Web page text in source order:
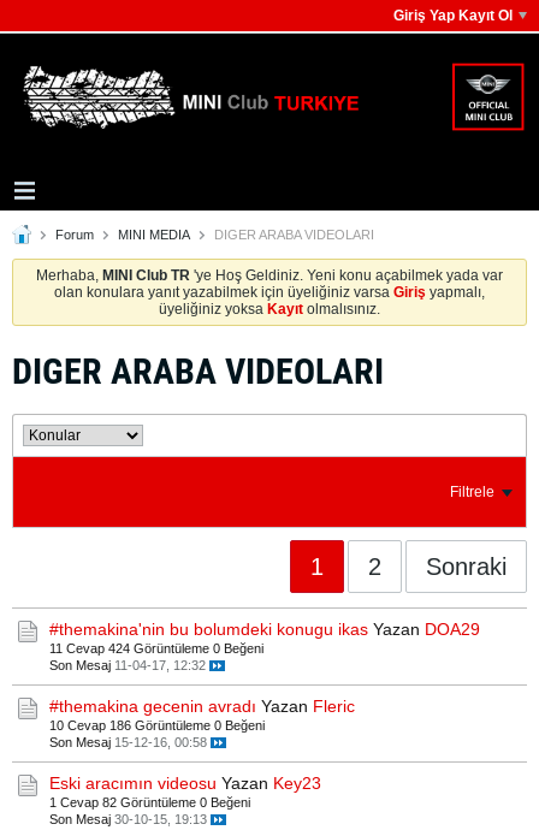
Giriş Yap Kayıt Ol
Forum MINI MEDIA DIGER ARABA VIDEOLARI
Merhaba, MINI Club TR 'ye Hoş Geldiniz. Yeni konu açabilmek yada var
olan konulara yanıt yazabilmek için üyeliğiniz varsa Giriş yapmalı,
üyeliğiniz yoksa Kayıt olmalısınız.
DIGER ARABA VIDEOLARI
Filtrele
1 2 Sonraki
#themakina'nin bu bolumdeki konugu ikas Yazan DOA29
11 Cevap 424 Görüntüleme 0 Beğeni
Son Mesaj 11-04-17, 12:32
#themakina gecenin avradı Yazan Fleric
10 Cevap 186 Görüntüleme 0 Beğeni
Son Mesaj 15-12-16, 00:58
Eski aracımın videosu Yazan Key23
1 Cevap 82 Görüntüleme 0 Beğeni
Son Mesaj 30-10-15, 19:13